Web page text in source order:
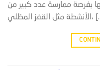
بفرصة ممارسة عدد كبير من
القفز المظلي، […]